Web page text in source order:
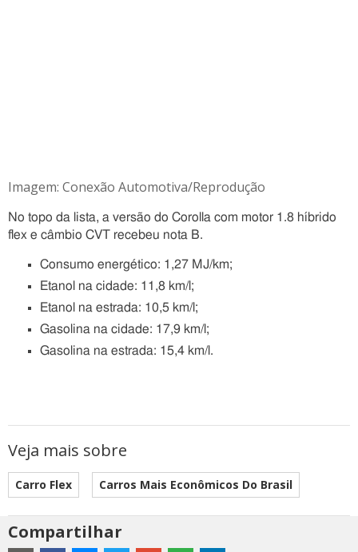
Imagem: Conexão Automotiva/Reprodução
No topo da lista, a versão do Corolla com motor 1.8 híbrido
flex e câmbio CVT recebeu nota B.
Consumo energético: 1,27 MJ/km;
Etanol na cidade: 11,8 km/l;
Etanol na estrada: 10,5 km/l;
Gasolina na cidade: 17,9 km/l;
Gasolina na estrada: 15,4 km/l.
Veja mais sobre
Carro Flex Carros Mais Econômicos Do Brasil
Compartilhar
Estes